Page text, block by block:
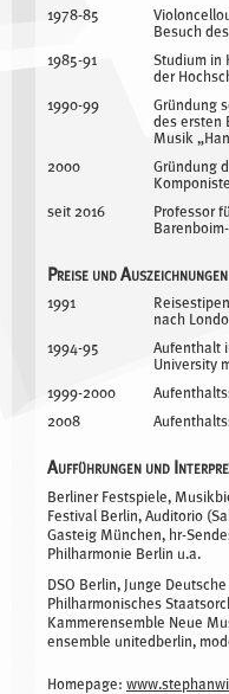
Hermann Keller
Peter Köszeghy
Ulrich Kreppein
Stefan Pohlit
Hans Thomalla
1978-85
Besuch
1985-91
Studium in
der
1990-99
Gründung
des ersten
Musik
2000
Gründung
seit 2016
Professor
Preise und Auszeichnungen
1991
nach
1994-95
Aufenthalt
University
1999-2000
2008
Aufführungen und
Berliner Festspiele,
Festival Berlin, Auditorio
Gasteig München, hr-
Philharmonie Berlin u.a.
DSO Berlin, Junge
Philharmonisches
Kammerensemble Neue
ensemble unitedberlin,
Homepage: